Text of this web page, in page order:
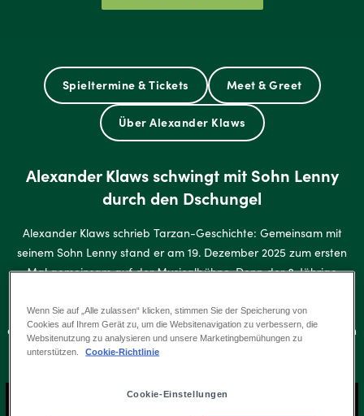
Spieltermine & Tickets Meet & Greet
Über Alexander Klaws
Alexander Klaws schwingt mit Sohn Lenny
durch den Dschungel
Alexander Klaws schrieb Tarzan-Geschichte: Gemeinsam mit
seinem Sohn Lenny stand er am 19. Dezember 2025 zum ersten
Mal gemeinsam auf der Musicalbühne. Denn der 8-Jährige
Fußstapfen seines Vaters. Im Video spricht Alexander Klaws über
die besondere Gelegenheit, gemeinsam mit Sohn Lenny durch den
Dschungel zu schwingen.
Wenn Sie auf „Alle zulassen“ klicken, stimmen Sie der Speicherung von
Cookies auf Ihrem Gerät zu, um die Websitenavigation zu verbessern, die
Websitenutzung zu analysieren und unsere Marketingbemühungen zu
unterstützen.
Cookie-Richtlinie
Cookie-Einstellungen